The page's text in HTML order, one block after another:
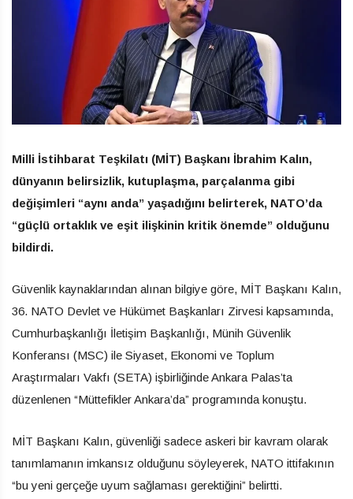
Milli İstihbarat Teşkilatı (MİT) Başkanı İbrahim Kalın,
dünyanın belirsizlik, kutuplaşma, parçalanma gibi
değişimleri “aynı anda” yaşadığını belirterek, NATO’da
“güçlü ortaklık ve eşit ilişkinin kritik önemde” olduğunu
bildirdi.
Güvenlik kaynaklarından alınan bilgiye göre, MİT Başkanı Kalın,
36.⁠ ⁠NATO Devlet ve Hükümet Başkanları Zirvesi kapsamında,
Cumhurbaşkanlığı İletişim Başkanlığı, Münih Güvenlik
Konferansı (MSC) ile Siyaset, Ekonomi ve Toplum
Araştırmaları Vakfı (SETA) işbirliğinde Ankara Palas’ta
düzenlenen “Müttefikler Ankara’da” programında konuştu.
MİT Başkanı Kalın, güvenliği sadece askeri bir kavram olarak
tanımlamanın imkansız olduğunu söyleyerek, NATO ittifakının
“bu yeni gerçeğe uyum sağlaması gerektiğini” belirtti.